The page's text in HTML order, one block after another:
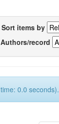
Sort items by
Authors/record
0.0 seconds).